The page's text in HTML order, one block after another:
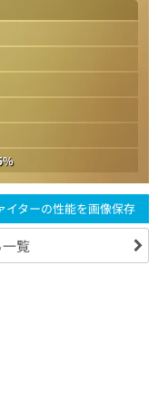
イターの性能を画像保存
覧